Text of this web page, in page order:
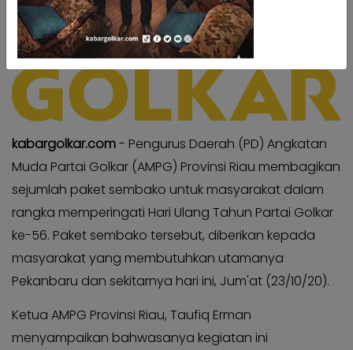
Kabar
Pilkada
Opini
Kabar
Kader
Kabar
Kabinet
UKM
DPP
Pojok
Kagol
Kabar
Pilkada
Opini
Kabar
Kader
Kabar
Kabinet
Kabar
UKM
Kabar
DPP
Pojok
Kagol
kabargolkar.com- Pengurus Daerah (PD) Angkatan
Muda Partai Golkar (AMPG) Provinsi Riau membagikan
sejumlah paket sembako untuk masyarakat dalam
rangka memperingati Hari Ulang Tahun Partai Golkar
ke-56. Paket sembako tersebut, diberikan kepada
masyarakat yang membutuhkan utamanya
Pekanbaru dan sekitarnya hari ini, Jum'at (23/10/20).
Ketua AMPG Provinsi Riau, Taufiq Erman
menyampaikan bahwasanya kegiatan ini